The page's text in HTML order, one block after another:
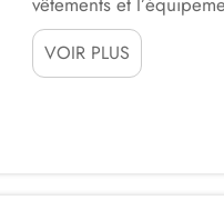
l’exercice ou passons
domaine est le sac de
chaussures, …
VOIR PLUS